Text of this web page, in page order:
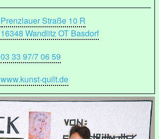
Prenzlauer Straße 10 R
16348 Wandlitz OT Basdorf
03 33 97/7 06 59
www.kunst-quilt.de